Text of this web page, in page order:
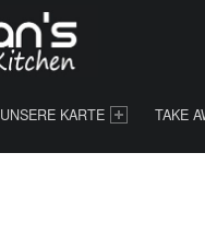
H
E
N
UNSERE KARTE TAKE